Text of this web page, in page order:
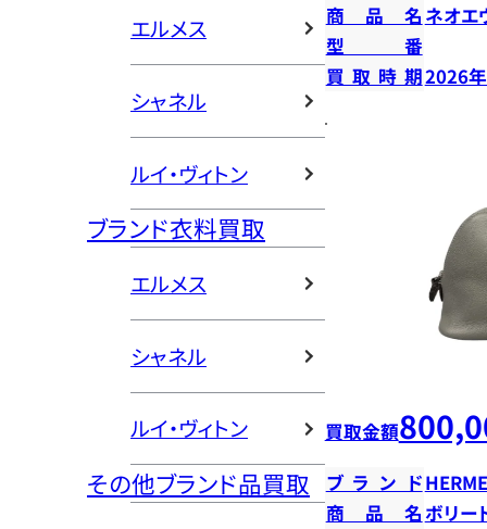
エルメス
シャネル
ルイ・ヴィトン
ブランド衣料買取
エルメス
シャネル
ルイ・ヴィトン
その他ブランド品買取
商品名 ネオエ
型番
買取時期2026
買取金額
ブランド
商品名ボリー